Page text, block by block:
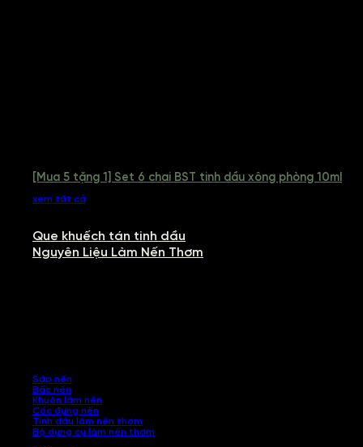
[Mua 5 tặng 1] Set 6 chai BST tinh dầu xông phòng 10ml
xem tất cả
Que khuếch tán tinh dầu
Nguyên Liệu Làm Nến Thơm
Sáp nến
Bấc nến
Khuôn làm nến
Cốc đựng nến
Tinh dầu làm nến thơm
Bộ dụng cụ làm nến thơm